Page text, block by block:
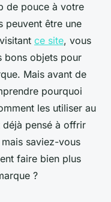
de pouce à votre
peuvent être une
ce site, vous
bons objets pour
Mais avant de
pourquoi
les utiliser au
déjà pensé à offrir
saviez-vous
faire bien plus
?